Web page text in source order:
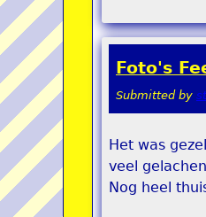
Foto's
Submitted by
Het was
veel
Nog heel